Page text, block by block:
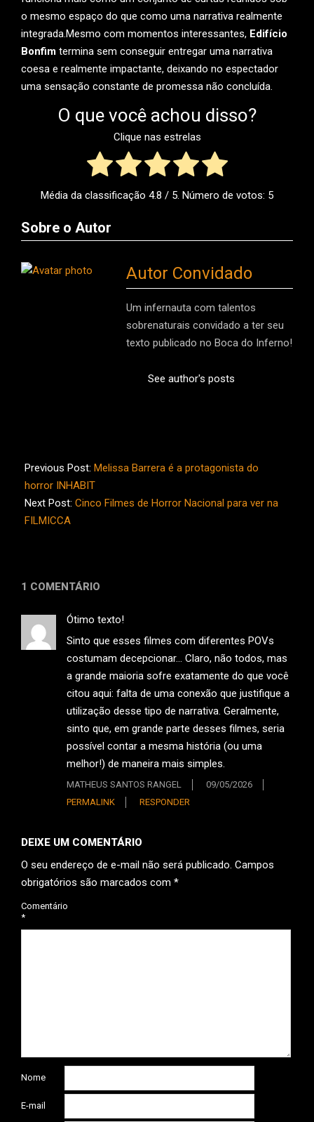
o mesmo espaço do que como uma narrativa realmente
integrada.Mesmo com momentos interessantes, Edifício
Bonfim termina sem conseguir entregar uma narrativa
coesa e realmente impactante, deixando no espectador
uma sensação constante de promessa não concluída.
O que você achou disso?
Clique nas estrelas
Média da classificação 4.8 / 5. Número de votos: 5
Sobre o Autor
Autor Convidado
Um infernauta com talentos
sobrenaturais convidado a ter seu
texto publicado no Boca do Inferno!
See author's posts
05-
09
Previous Post: Melissa Barrera é a protagonista do
horror INHABIT
Next Post: Cinco Filmes de Horror Nacional para ver na
FILMICCA
1 COMENTÁRIO
Ótimo texto!
Sinto que esses filmes com diferentes POVs
costumam decepcionar… Claro, não todos, mas
a grande maioria sofre exatamente do que você
citou aqui: falta de uma conexão que justifique a
utilização desse tipo de narrativa. Geralmente,
sinto que, em grande parte desses filmes, seria
possível contar a mesma história (ou uma
melhor!) de maneira mais simples.
MATHEUS SANTOS RANGEL
09/05/2026
PERMALINK
RESPONDER
DEIXE UM COMENTÁRIO
O seu endereço de e-mail não será publicado. Campos
obrigatórios são marcados com *
Comentário
*
Nome
E-mail